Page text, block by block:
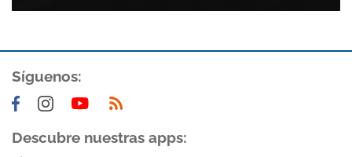
Síguenos:
Descubre nuestras apps: